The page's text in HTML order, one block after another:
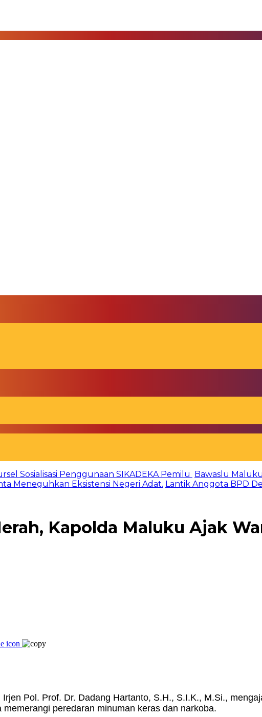
Sosialisasi Penggunaan SIKADEKA Pemilu Bawaslu
Meneguhkan Eksistensi Negeri Adat. Lantik Anggota BPD
Kapolda Maluku Ajak
Irjen Pol. Prof. Dr. Dadang Hartanto, S.H., S.I.K., M.Si.,
peredaran minuman keras dan narkoba.